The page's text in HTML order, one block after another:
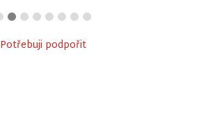
Potřebuji podpořit